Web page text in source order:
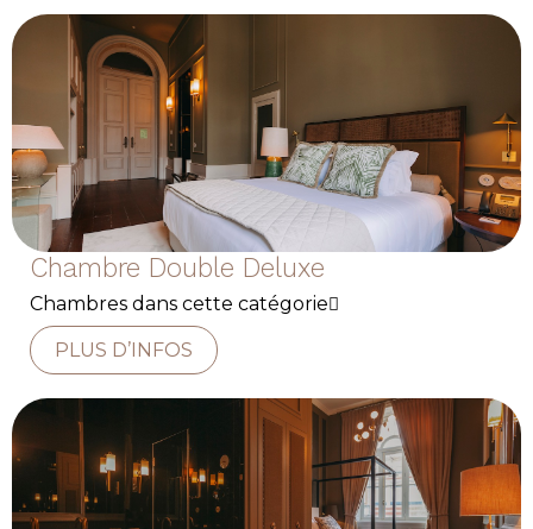
Chambre Double Deluxe
Chambres dans cette catégorie
PLUS D’INFOS